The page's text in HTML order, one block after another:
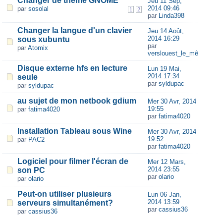
1 2
par sosolal
2014 09:46
par Linda398
Changer la langue d'un clavier
sous xubuntu
par Atomix
Jeu 14 Août,
2014 16:29
par
verslouest_le_même
Disque externe hfs en lecture
seule
par syldupac
Lun 19 Mai,
2014 17:34
par syldupac
au sujet de mon netbook gdium
par fatima4020
Mer 30 Avr, 2014
19:55
par fatima4020
Installation Tableau sous Wine
par PAC2
Mer 30 Avr, 2014
19:52
par fatima4020
Logiciel pour filmer l'écran de
son PC
par olario
Mer 12 Mars,
2014 23:55
par olario
Peut-on utiliser plusieurs
serveurs simultanément?
par cassius36
Lun 06 Jan,
2014 13:59
par cassius36